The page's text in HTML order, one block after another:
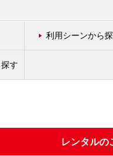
利用シーンから
す
レンタルの